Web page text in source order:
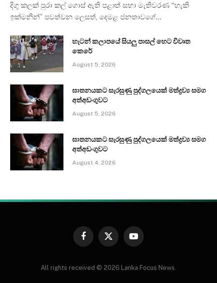
දිගු කලක් පුරා කල් ගොස් ඇති පළාත් සභා මැතිවරණ “හැකි
ඉක්මනින්” පවත්වන ලෙසත්, දෙමළ ජනතාවගේ…
හැටන් කලාපයේ සියලු පාසල් හෙට විවෘත
කෙරේ
August 5, 2026
ඝාතනයකට සැරසුණු පුද්ගලයෙක් මත්ද්‍රව්‍ය සමග
අත්අඩංගුවට
August 5, 2026
ඝාතනයකට සැරසුණු පුද්ගලයෙක් මත්ද්‍රව්‍ය සමග
අත්අඩංගුවට
August 4, 2026
Facebook
X
YouTube
All rights received © 2026 Lanka Focus News.